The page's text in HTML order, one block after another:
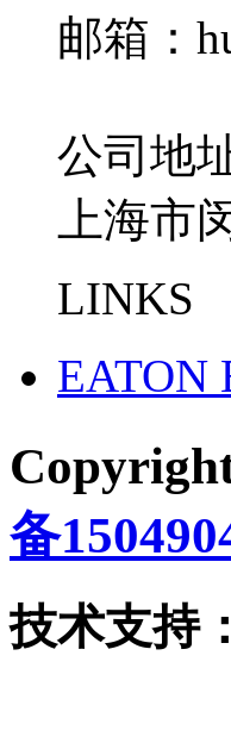
邮箱：
公司地
上海市
LINKS
EATON
备
技术支持：